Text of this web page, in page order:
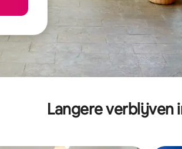
Langere verblijven